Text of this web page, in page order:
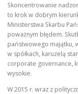
Skoncentrowanie
to krok w dobrym
Ministerstwa Skarbu
poważnym błędem.
państwowego majątku,
w spółkach, karuzelą
corporate governance,
wysokie.
W 2015 r. wraz z